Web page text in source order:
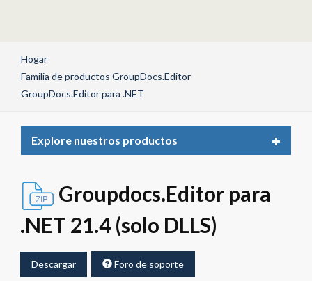
Hogar
Familia de productos GroupDocs.Editor
GroupDocs.Editor para .NET
Explore nuestros productos
Toggle
Groupdocs.Editor para
.NET 21.4 (solo DLLS)
Descargar Foro de soporte